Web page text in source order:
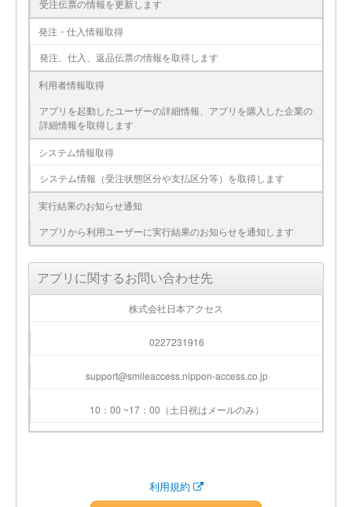
受注伝票の情報を更新します
発注・仕入情報取得
発注、仕入、返品伝票の情報を取得します
利用者情報取得
アプリを起動したユーザーの詳細情報、アプリを購入した企業の
詳細情報を取得します
システム情報取得
システム情報（受注状態区分や支払区分等）を取得します
実行結果のお知らせ通知
アプリから利用ユーザーに実行結果のお知らせを通知します
アプリに関するお問い合わせ先
株式会社日本アクセス
0227231916
support@smileaccess.nippon-access.co.jp
10：00 ~17：00（土日祝はメールのみ）
利用規約